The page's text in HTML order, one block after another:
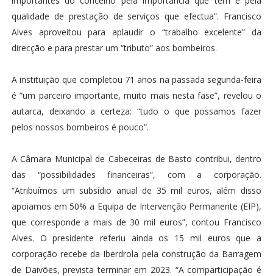
qualidade de prestação de serviços que efectua”. Francisco
Alves aproveitou para aplaudir o “trabalho excelente” da
direcção e para prestar um “tributo” aos bombeiros.
A instituição que completou 71 anos na passada segunda-feira
é “um parceiro importante, muito mais nesta fase”, revelou o
autarca, deixando a certeza: “tudo o que possamos fazer
pelos nossos bombeiros é pouco”.
A Câmara Municipal de Cabeceiras de Basto contribui, dentro
das “possibilidades financeiras”, com a corporação.
“Atribuímos um subsídio anual de 35 mil euros, além disso
apoiamos em 50% a Equipa de Intervenção Permanente (EIP),
que corresponde a mais de 30 mil euros”, contou Francisco
Alves. O presidente referiu ainda os 15 mil euros que a
corporação recebe da Iberdrola pela construção da Barragem
de Daivões, prevista terminar em 2023. “A comparticipação é